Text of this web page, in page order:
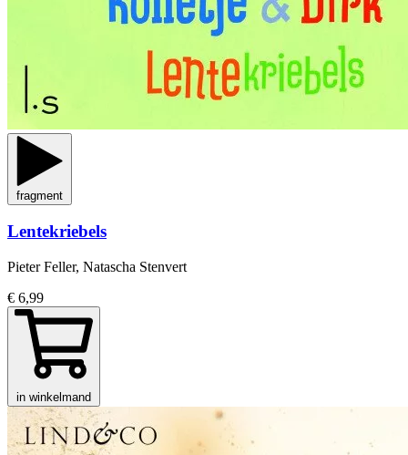
fragment
Lentekriebels
Pieter Feller, Natascha Stenvert
€ 6,99
in winkelmand